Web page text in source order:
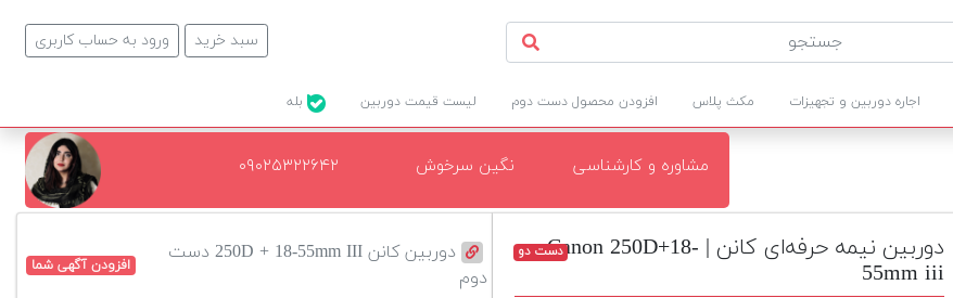
ورود به حساب کاربری سبد خرید
اجاره دوربین و تجهیزات مکث پلاس افزودن محصول دست دوم لیست قیمت دوربین
مشاوره و کارشناسی نگین سرخوش ۰۹۰۲۵۳۲۲۶۴۲
دوربین کانن 250D + 18-55mm III دست
دوم
افزودن آگهی شما
دوربین نیمه حرفه‌ای کانن | Canon 250D+18-
55mm iii
دست دو